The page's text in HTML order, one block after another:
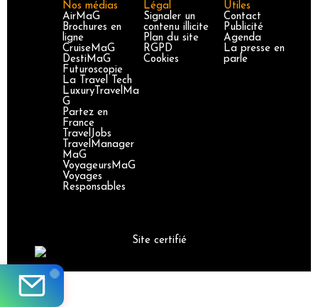
Nos médias
AirMaG
Brochures en
ligne
CruiseMaG
DestiMaG
Futuroscopie
La Travel Tech
LuxuryTravelMa
G
Partez en
France
TravelJobs
TravelManager
MaG
VoyageursMaG
Voyages
Responsables
Légal
Signaler un
contenu illicite
Plan du site
RGPD
Cookies
Utiles
Contact
Publicité
Agenda
La presse en
parle
Site certifié